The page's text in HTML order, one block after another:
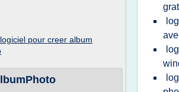
logiciel pour creer album